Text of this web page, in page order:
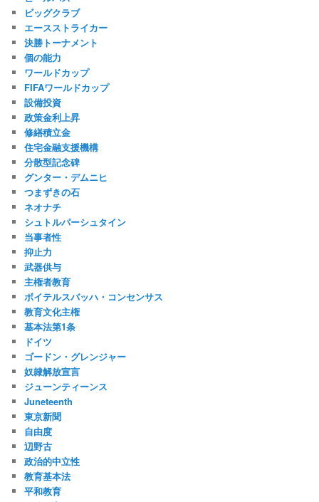
ビッグクラブ
エースストライカー
決勝トーナメント
個の能力
ワールドカップ
FIFAワールドカップ
設備投資
政策金利上昇
修繕積立金
住宅金融支援機構
分散型記念碑
グンター・デムニヒ
つまずきの石
ネオナチ
シュトルパーシュタイン
当事者性
抑止力
武器供与
主権者教育
ボイテルスバッハ・コンセンサス
教育文化主権
基本法第1条
ドイツ
ゴードン・グレンジャー
奴隷解放宣言
ジューンティーンス
Juneteenth
東京新聞
自由度
辺野古
政治的中立性
教育基本法
平和教育